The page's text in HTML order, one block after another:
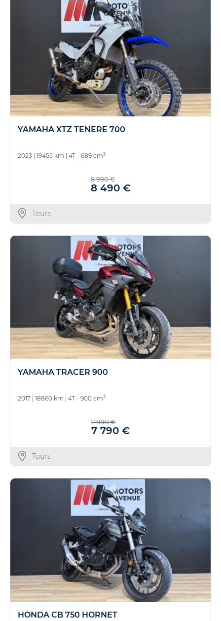
YAMAHA XTZ TENERE 700
2023 19455 km 4T - 689 cm3
8 990 €
8 490 €
Tours
YAMAHA TRACER 900
2017 18860 km 4T - 900 cm3
7 990 €
7 790 €
Tours
HONDA CB 750 HORNET